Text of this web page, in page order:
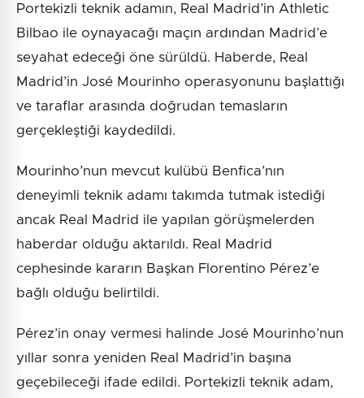
Portekizli teknik adamın, Real Madrid’in Athletic
Bilbao ile oynayacağı maçın ardından Madrid’e
seyahat edeceği öne sürüldü. Haberde, Real
Madrid’in José Mourinho operasyonunu başlattığı
ve taraflar arasında doğrudan temasların
gerçekleştiği kaydedildi.
Mourinho’nun mevcut kulübü Benfica’nın
deneyimli teknik adamı takımda tutmak istediği
ancak Real Madrid ile yapılan görüşmelerden
haberdar olduğu aktarıldı. Real Madrid
cephesinde kararın Başkan Florentino Pérez’e
bağlı olduğu belirtildi.
Pérez’in onay vermesi halinde José Mourinho’nun
yıllar sonra yeniden Real Madrid’in başına
geçebileceği ifade edildi. Portekizli teknik adam,